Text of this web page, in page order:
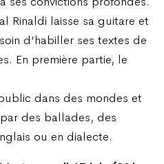
Rinaldi laisse sa guitare et
d’habiller ses textes de
En première partie, le
dans des mondes et
des ballades, des
ou en dialecte.